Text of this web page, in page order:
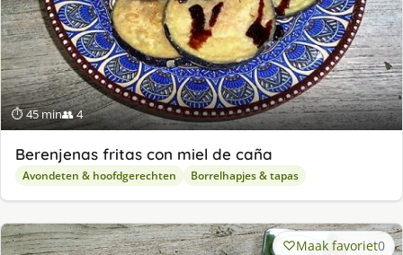
⏱ 45 min👥 4
Berenjenas fritas con miel de caña
Avondeten & hoofdgerechten Borrelhapjes & tapas
Maak favoriet0